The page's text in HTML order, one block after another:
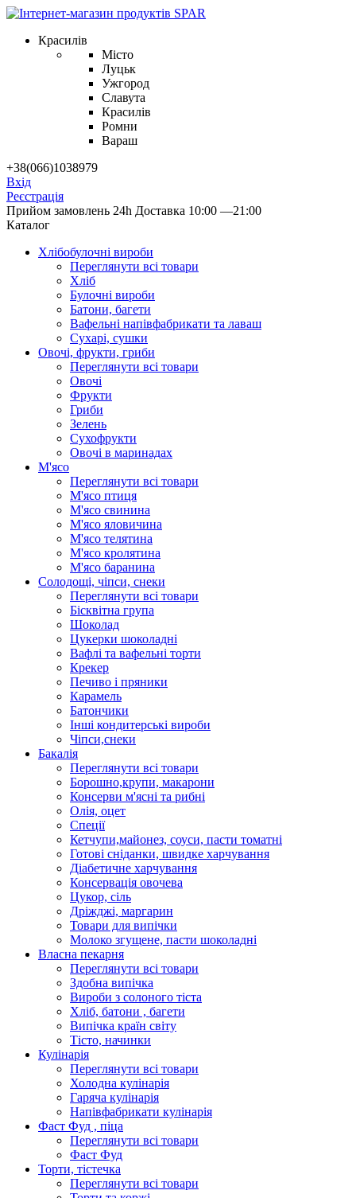
Красилів
Місто
Луцьк
Ужгород
Славута
Красилів
Ромни
Вараш
+38(066)1038979
Вхід
Реєстрація
Прийом замовлень 24h Доставка 10:00 —21:00
Каталог
Хлібобулочні вироби
Переглянути всі товари
Хліб
Булочні вироби
Батони, багети
Вафельні напівфабрикати та лаваш
Сухарі, сушки
Овочі, фрукти, гриби
Переглянути всі товари
Овочі
Фрукти
Гриби
Зелень
Сухофрукти
Овочі в маринадах
М'ясо
Переглянути всі товари
М'ясо птиця
М'ясо свинина
М'ясо яловичина
М'ясо телятина
М'ясо кролятина
М'ясо баранина
Солодощі, чіпси, снеки
Переглянути всі товари
Бісквітна група
Шоколад
Цукерки шоколадні
Вафлі та вафельні торти
Крекер
Печиво і пряники
Карамель
Батончики
Інші кондитерські вироби
Чіпси,снеки
Бакалія
Переглянути всі товари
Борошно,крупи, макарони
Консерви м'ясні та рибні
Олія, оцет
Спеції
Кетчупи,майонез, соуси, пасти томатні
Готові сніданки, швидке харчування
Діабетичне харчування
Консервація овочева
Цукор, сіль
Дріжджі, маргарин
Товари для випічки
Молоко згущене, пасти шоколадні
Власна пекарня
Переглянути всі товари
Здобна випічка
Вироби з солоного тіста
Хліб, батони , багети
Випічка країн світу
Тісто, начинки
Кулінарія
Переглянути всі товари
Холодна кулінарія
Гаряча кулінарія
Напівфабрикати кулінарія
Фаст Фуд , піца
Переглянути всі товари
Фаст Фуд
Торти, тістечка
Переглянути всі товари